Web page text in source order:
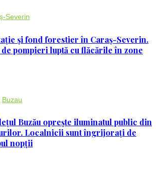
Severin
și fond forestier în Caraș-Severin.
pompieri luptă cu flăcările în zone
Buzau
Buzău oprește iluminatul public din
Localnicii sunt îngrijorați de
nopții